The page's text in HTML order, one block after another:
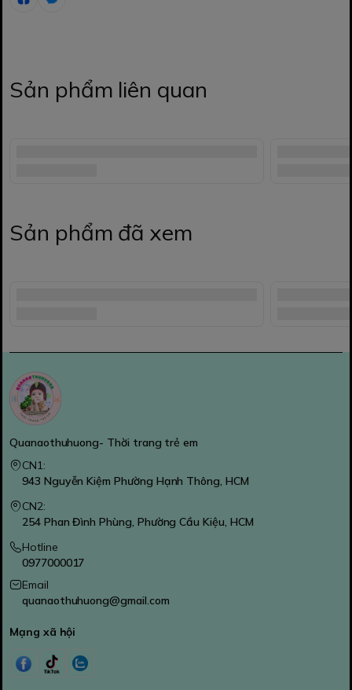
Sản phẩm liên quan
Sản phẩm đã xem
Quanaothuhuong- Thời trang trẻ em
CN1:
943 Nguyễn Kiệm Phường Hạnh Thông, HCM
CN2:
254 Phan Đình Phùng, Phường Cầu Kiệu, HCM
Hotline
0977000017
Email
quanaothuhuong@gmail.com
Mạng xã hội